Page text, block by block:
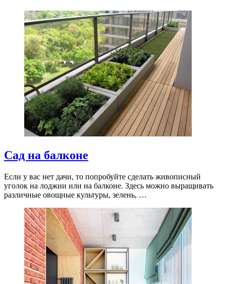
Сад на балконе
Если у вас нет дачи, то попробуйте сделать живописный
уголок на лоджии или на балконе. Здесь можно выращивать
различные овощные культуры, зелень, …